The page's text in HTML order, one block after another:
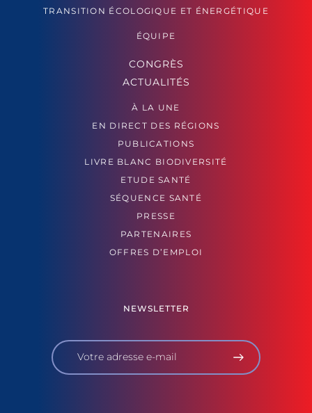
TRANSITION ÉCOLOGIQUE ET ÉNERGÉTIQUE
ÉQUIPE
CONGRÈS
ACTUALITÉS
À LA UNE
EN DIRECT DES RÉGIONS
PUBLICATIONS
LIVRE BLANC BIODIVERSITÉ
ETUDE SANTÉ
SÉQUENCE SANTÉ
PRESSE
PARTENAIRES
OFFRES D’EMPLOI
NEWSLETTER